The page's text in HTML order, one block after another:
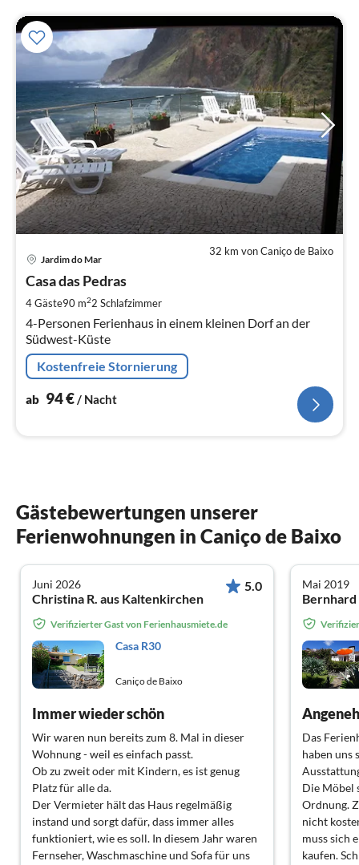
32 km von Caniço de Baixo
Jardim do Mar
Casa das Pedras
4 Gäste90 m22 Schlafzimmer
4-Personen Ferienhaus in einem kleinen Dorf an der
Südwest-Küste
Kostenfreie Stornierung
ab 94€/ Nacht
Gästebewertungen unserer
Ferienwohnungen in Caniço de Baixo
Juni 2026
Christina R. aus Kaltenkirchen
5.0
Verifizierter Gast von Ferienhausmiete.de
Casa R30
Caniço de Baixo
Immer wieder schön
Wir waren nun bereits zum 8. Mal in dieser
Wohnung - weil es einfach passt.
Ob zu zweit oder mit Kindern, es ist genug
Platz für alle da.
Der Vermieter hält das Haus regelmäßig
instand und sorgt dafür, dass immer alles
funktioniert, wie es soll. In diesem Jahr waren
Fernseher, Waschmaschine und Sofa für uns
Mai 2019
Bernhard
Das
haben uns
Die Möbel
Ordnung.
nicht
muss sich
kaufen.